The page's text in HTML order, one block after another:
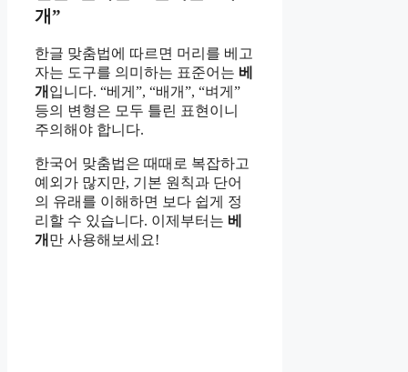
개”
한글 맞춤법에 따르면 머리를 베고
자는 도구를 의미하는 표준어는 베
개 입니다. “베게”, “배개”, “벼게”
등의 변형은 모두 틀린 표현이니
주의해야 합니다.
한국어 맞춤법은 때때로 복잡하고
예외가 많지만, 기본 원칙과 단어
의 유래를 이해하면 보다 쉽게 정
리할 수 있습니다. 이제부터는 베
개 만 사용해보세요!